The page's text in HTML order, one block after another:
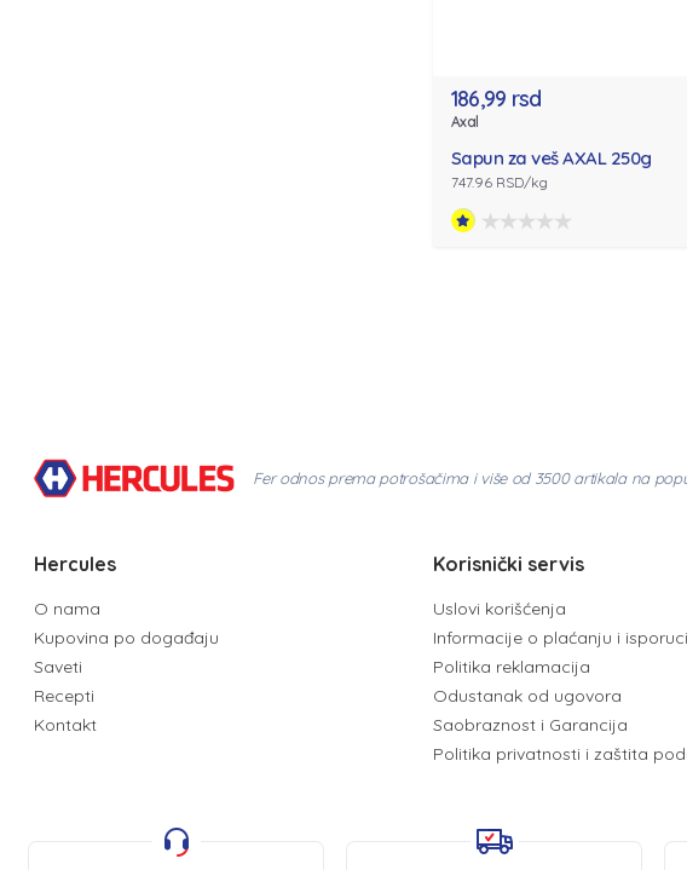
186,99 rsd
Axal
Sapun za veš AXAL 250g
747.96 RSD/kg
Fer odnos prema potrošačima i više od 3500 artikala na
Hercules
O nama
Kupovina po događaju
Saveti
Recepti
Kontakt
Korisnički servis
Uslovi korišćenja
Informacije o plaćanju i isporuci
Politika reklamacija
Odustanak od ugovora
Saobraznost i Garancija
Politika privatnosti i zaštita